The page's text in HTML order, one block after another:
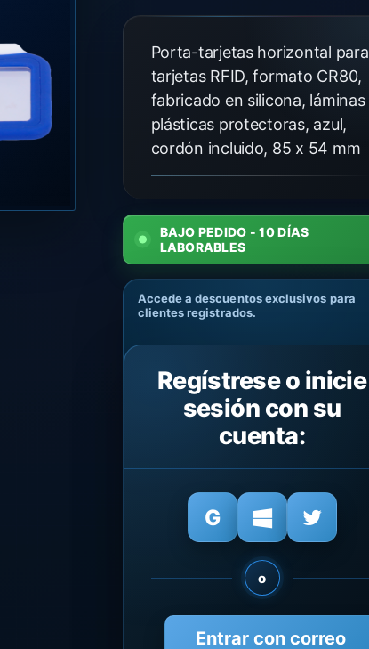
Porta-tarjetas horizontal para
tarjetas RFID, formato CR80,
fabricado en silicona, láminas
plásticas protectoras, azul,
cordón incluido, 85 x 54 mm
BAJO PEDIDO - 10 DÍAS
LABORABLES
Accede a descuentos exclusivos para
clientes registrados.
Regístrese o inicie
sesión con su
cuenta:
o
Entrar con correo